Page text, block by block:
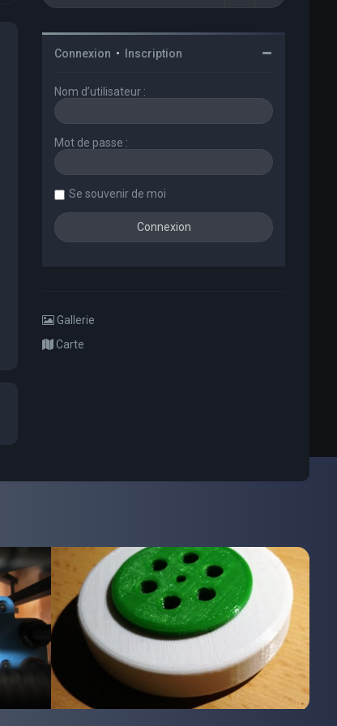
Connexion • Inscription
Nom d’utilisateur :
Mot de passe :
Se souvenir de moi
Gallerie
Carte